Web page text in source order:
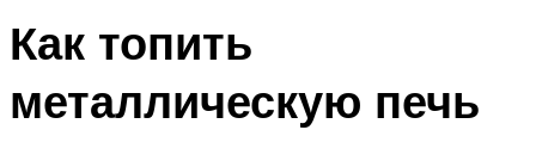
Как топить
металлическую печь